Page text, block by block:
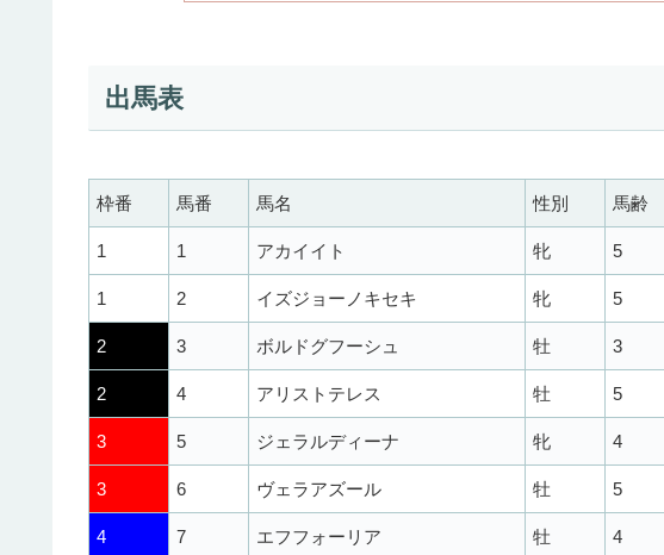
出馬表
枠番 馬番 馬名 性別 馬齢
1 1 アカイイト 牝 5
1 2 イズジョーノキセキ 牝 5
2 3 ボルドグフーシュ 牡 3
2 4 アリストテレス 牡 5
3 5 ジェラルディーナ 牝 4
3 6 ヴェラアズール 牡 5
4 7 エフフォーリア 牡 4